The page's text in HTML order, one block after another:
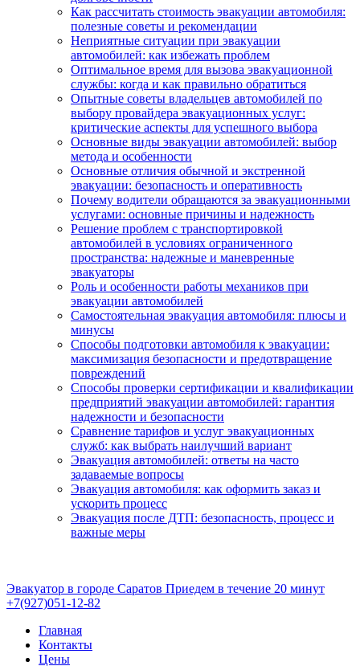
Как рассчитать стоимость эвакуации автомобиля:
полезные советы и рекомендации
Неприятные ситуации при эвакуации
автомобилей: как избежать проблем
Оптимальное время для вызова эвакуационной
службы: когда и как правильно обратиться
Опытные советы владельцев автомобилей по
выбору провайдера эвакуационных услуг:
критические аспекты для успешного выбора
Основные виды эвакуации автомобилей: выбор
метода и особенности
Основные отличия обычной и экстренной
эвакуации: безопасность и оперативность
Почему водители обращаются за эвакуационными
услугами: основные причины и надежность
Решение проблем с транспортировкой
автомобилей в условиях ограниченного
пространства: надежные и маневренные
эвакуаторы
Роль и особенности работы механиков при
эвакуации автомобилей
Самостоятельная эвакуация автомобиля: плюсы и
минусы
Способы подготовки автомобиля к эвакуации:
максимизация безопасности и предотвращение
повреждений
Способы проверки сертификации и квалификации
предприятий эвакуации автомобилей: гарантия
надежности и безопасности
Сравнение тарифов и услуг эвакуационных
служб: как выбрать наилучший вариант
Эвакуация автомобилей: ответы на часто
задаваемые вопросы
Эвакуация автомобиля: как оформить заказ и
ускорить процесс
Эвакуация после ДТП: безопасность, процесс и
важные меры
Эвакуатор в городе Саратов Приедем в течение 20 минут
+7(927)051-12-82
Главная
Контакты
Цены